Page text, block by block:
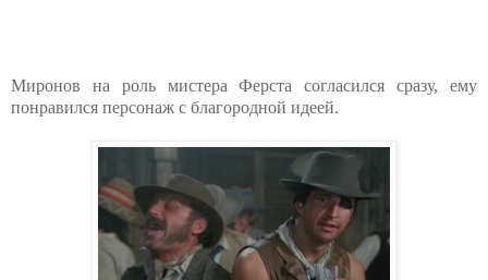
Миронов на роль мистера Ферста согласился сразу, ему
понравился персонаж с благородной идеей.